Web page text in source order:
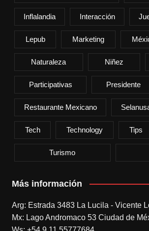
Inflalandia Interacción
Lepub Marketing
Naturaleza Niñez
Participativas Presidente
Restaurante Mexicano
Tech Technology Tips
Turismo
Más información
Arg: Estrada 3483 La Lucila - Vicente
Mx: Lago Andromaco 53 Ciudad de